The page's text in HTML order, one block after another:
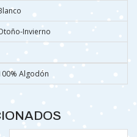
Invierno
Algodón